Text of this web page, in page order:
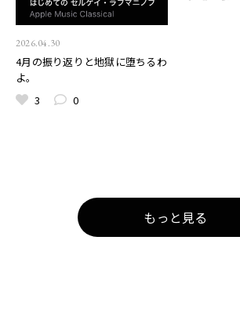
2026.04.30
4月の振り返りと地獄に堕ちるわ
よ。
3
0
もっと見る